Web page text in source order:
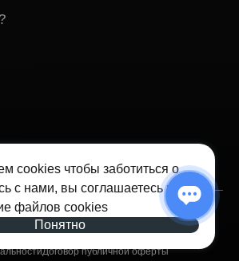
cookies чтобы заботиться о
с нами, вы соглашаетесь на
файлов cookies
Понятно
защищены.
персональных данных
Договор публичной оферты